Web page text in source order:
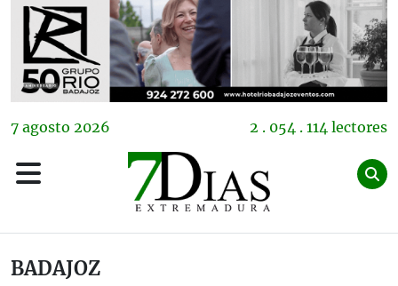
7 agosto 2026 2 . 054 . 114 lectores
BADAJOZ